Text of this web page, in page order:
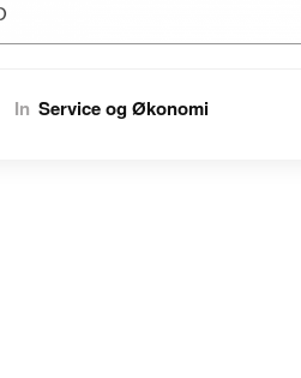
In Service og Økonomi